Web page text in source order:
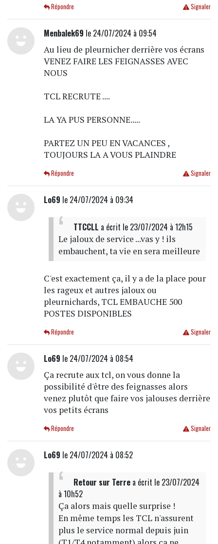
Signaler
Répondre
Menbalek69 le 24/07/2024 à 09:54
Au lieu de pleurnicher derrière vos écrans
VENEZ FAIRE LES FEIGNASSES AVEC
NOUS
TCL RECRUTE ....
LA YA PUS PERSONNE.....
PARTEZ UN PEU EN VACANCES ,
TOUJOURS LA A VOUS PLAINDRE
Signaler
Répondre
Lo69 le 24/07/2024 à 09:34
TTCCLL a écrit le 23/07/2024 à 12h15
Le jaloux de service ...vas y ! ils
embauchent, ta vie en sera meilleure
C'est exactement ça, il y a de la place pour
les rageux et autres jaloux ou
pleurnichards, TCL EMBAUCHE 500
POSTES DISPONIBLES
Signaler
Répondre
Lo69 le 24/07/2024 à 08:54
Ça recrute aux tcl, on vous donne la
possibilité d'être des feignasses alors
venez plutôt que faire vos jalouses derrière
vos petits écrans
Signaler
Répondre
Lo69 le 24/07/2024 à 08:52
Retour sur Terrea écrit le 23/07/2024
à 10h52
Ça alors mais quelle surprise !
En même temps les TCL n'assurent
plus le service normal depuis juin